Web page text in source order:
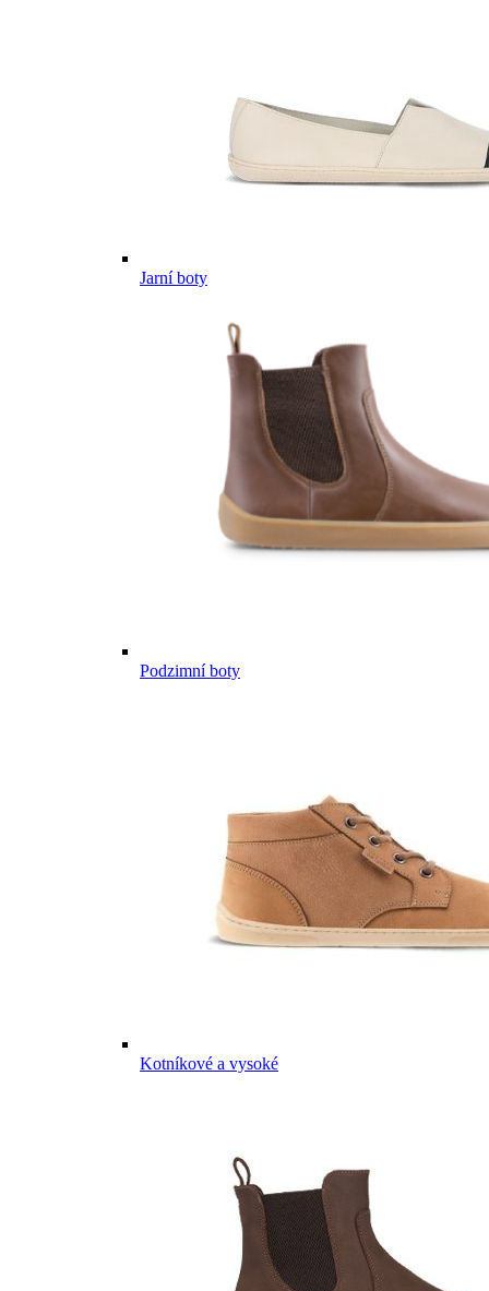
Jarní boty
Podzimní boty
Kotníkové a vysoké